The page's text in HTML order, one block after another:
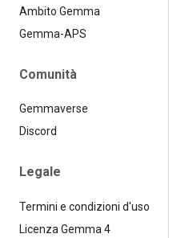
Ambito Gemma
Gemma-APS
Comunità
Gemmaverse
Discord
Legale
Termini e condizioni d'uso
Licenza Gemma 4